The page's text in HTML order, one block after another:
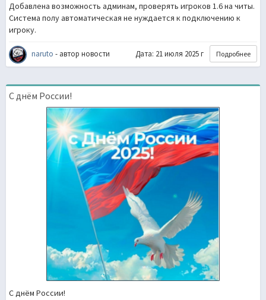
Добавлена возможность админам, проверять игроков 1.6 на читы.
Система полу автоматическая не нуждается к подключению к
игроку.
naruto - автор новости Подробнее
Дата: 21 июля 2025 г
С днём России!
С днём России!